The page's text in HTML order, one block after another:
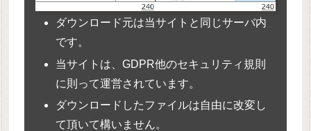
ダウンロード元は当サイトと同じサーバ内
です。
当サイトは、GDPR他のセキュリティ規則
に則って運営されています。
ダウンロードしたファイルは自由に改変し
て頂いて構いません。